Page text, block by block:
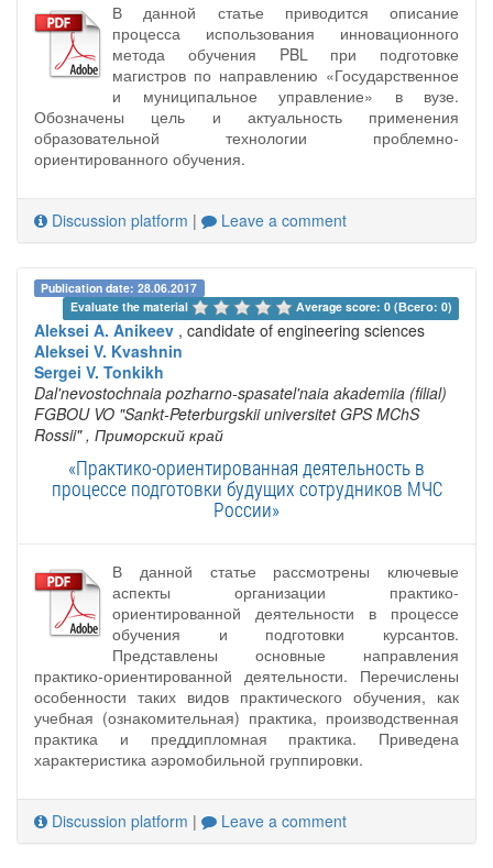
В данной статье приводится описание
процесса использования инновационного
метода обучения PBL при подготовке
магистров по направлению «Государственное
и муниципальное управление» в вузе.
Обозначены цель и актуальность применения
образовательной технологии проблемно-
ориентированного обучения.
Discussion platform | Leave a comment
Publication date: 28.06.2017
Evaluate the material
Average score: 0 (Всего: 0)
Aleksei A. Anikeev , candidate of engineering sciences
Aleksei V. Kvashnin
Sergei V. Tonkikh
Dal'nevostochnaia pozharno-spasatel'naia akademiia (filial)
FGBOU VO "Sankt-Peterburgskii universitet GPS MChS
Rossii" , Приморский край
«Практико-ориентированная деятельность в
процессе подготовки будущих сотрудников МЧС
России»
В данной статье рассмотрены ключевые
аспекты организации практико-
ориентированной деятельности в процессе
обучения и подготовки курсантов.
Представлены основные направления
практико-ориентированной деятельности. Перечислены
особенности таких видов практического обучения, как
учебная (ознакомительная) практика, производственная
практика и преддипломная практика. Приведена
характеристика аэромобильной группировки.
Discussion platform | Leave a comment